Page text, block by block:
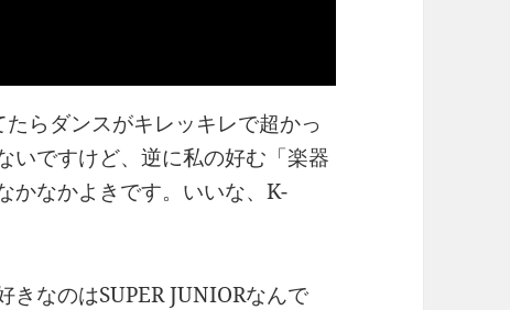
らダンスがキレッキレで超かっ
いですけど、逆に私の好む「楽器
かなかよきです。いいな、K-
なのはSUPER JUNIORなんで